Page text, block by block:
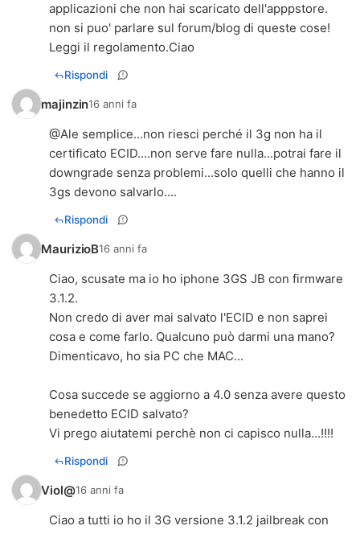
applicazioni che non hai scaricato dell'apppstore.
non si puo' parlare sul forum/blog di queste cose!
Leggi il regolamento.Ciao
Rispondi
majinzin16 anni fa
@Ale semplice...non riesci perché il 3g non ha il
certificato ECID....non serve fare nulla...potrai fare il
downgrade senza problemi...solo quelli che hanno il
3gs devono salvarlo....
Rispondi
MaurizioB16 anni fa
Ciao, scusate ma io ho iphone 3GS JB con firmware
3.1.2.
Non credo di aver mai salvato l'ECID e non saprei
cosa e come farlo. Qualcuno può darmi una mano?
Dimenticavo, ho sia PC che MAC...
Cosa succede se aggiorno a 4.0 senza avere questo
benedetto ECID salvato?
Vi prego aiutatemi perchè non ci capisco nulla...!!!!
Rispondi
Viol@16 anni fa
Ciao a tutti io ho il 3G versione 3.1.2 jailbreak con